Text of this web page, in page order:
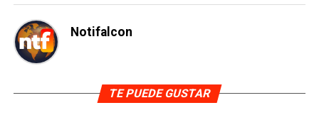
Notifalcon
TE PUEDE GUSTAR